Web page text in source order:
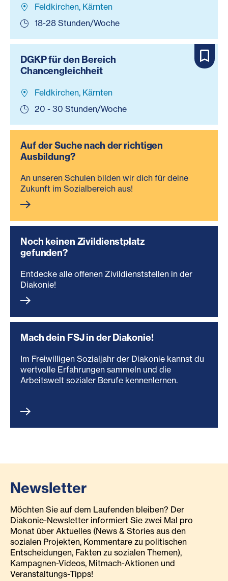
Feldkirchen, Kärnten
18-28 Stunden/Woche
DGKP für den Bereich
Chancengleichheit
Feldkirchen, Kärnten
20 - 30 Stunden/Woche
Auf der Suche nach der richtigen
Ausbildung?
An unseren Schulen bilden wir dich für deine
Zukunft im Sozialbereich aus!
Noch keinen Zivildienstplatz
gefunden?
Entdecke alle offenen Zivildienststellen in der
Diakonie!
Mach dein FSJ in der Diakonie!
Im Freiwilligen Sozialjahr der Diakonie kannst du
wertvolle Erfahrungen sammeln und die
Arbeitswelt sozialer Berufe kennenlernen.
Newsletter
Möchten Sie auf dem Laufenden bleiben? Der
Diakonie-Newsletter informiert Sie zwei Mal pro
Monat über Aktuelles (News & Stories aus den
sozialen Projekten, Kommentare zu politischen
Entscheidungen, Fakten zu sozialen Themen),
Kampagnen-Videos, Mitmach-Aktionen und
Veranstaltungs-Tipps!